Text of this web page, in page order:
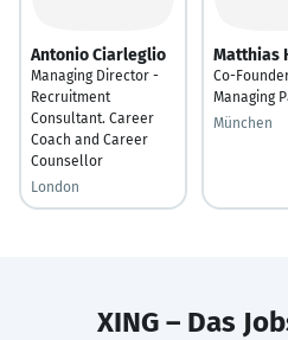
Antonio Ciarleglio
Managing Director -
Recruitment
Consultant. Career
Coach and Career
Counsellor
London
Matthias
Co-
Managing
München
XING – Das